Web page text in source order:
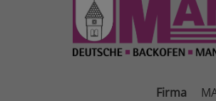
Firma